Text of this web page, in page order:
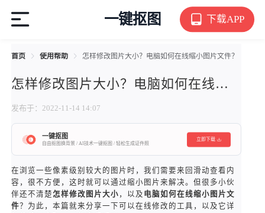
一键抠图 下载APP
首页 使用帮助 怎样修改图片大小？电脑如何在线缩小图片文件？
怎样修改图片大小？电脑如何在线缩小图片文件？
发布于：2022-11-14 14:07
一键抠图
自由抠图换背景 / AI技术一键抠图 / 轻松生成证件照
立即下载
在浏览一些像素级别较大的图片时，我们需要来回滑动查看内
容，很不方便，这时就可以通过缩小图片来解决。但很多小伙
伴还不清楚怎样修改图片大小 ，以及 电脑如何在线缩小图片文
件？为此，本篇就来分享一下可以在线修改的工具，以及它详